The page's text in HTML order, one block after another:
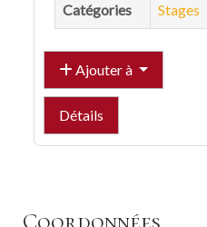
Catégories Stages
Ajouter à
Détails